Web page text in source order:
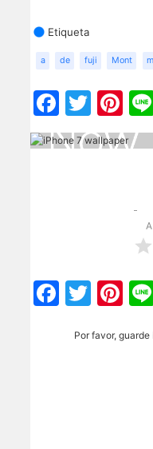
Etiqueta
a de fuji Mont
Por favor,